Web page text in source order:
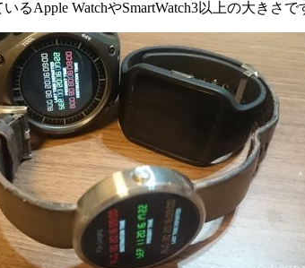
るApple WatchやSmartWatch3以上の大きさで